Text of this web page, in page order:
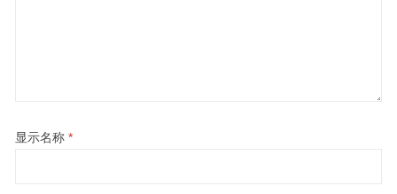
显示名称 *